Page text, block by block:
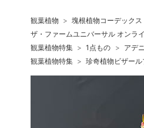
観葉植物 塊根植物コーデックス
ザ・ファームユニバーサル オンラ
観葉植物特集
1点もの
アデ
観葉植物特集
珍奇植物ビザール